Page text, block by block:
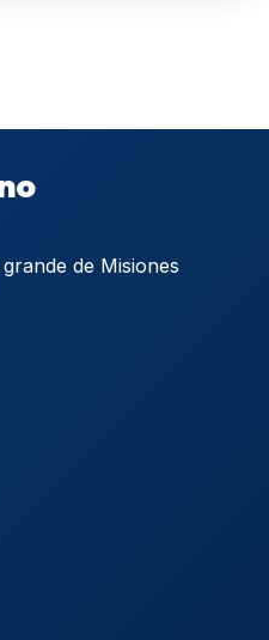
de Misiones